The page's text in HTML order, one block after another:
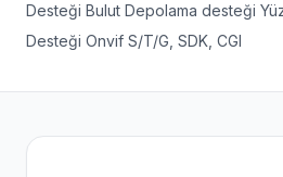
Desteği Bulut Depolama desteği
Desteği Onvif S/T/G, SDK, CGI